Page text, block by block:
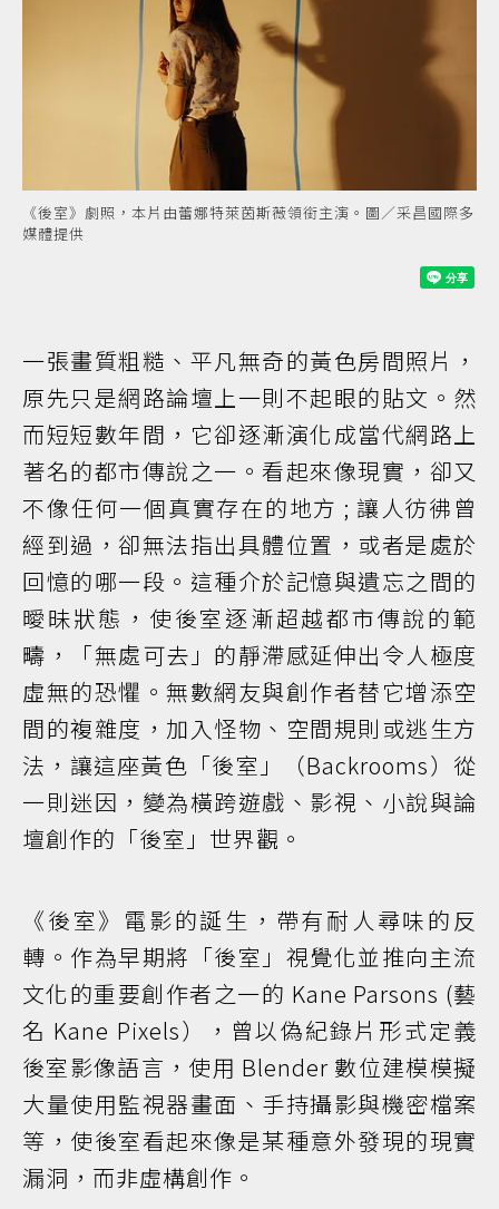
《後室》劇照，本片由蕾娜特萊茵斯薇領銜主演。圖／采昌國際多
媒體提供
一張畫質粗糙、平凡無奇的黃色房間照片，
原先只是網路論壇上一則不起眼的貼文。然
而短短數年間，它卻逐漸演化成當代網路上
著名的都市傳說之一。看起來像現實，卻又
不像任何一個真實存在的地方 ; 讓人彷彿曾
經到過，卻無法指出具體位置，或者是處於
回憶的哪一段。這種介於記憶與遺忘之間的
曖昧狀態，使後室逐漸超越都市傳說的範
疇，「無處可去」的靜滯感延伸出令人極度
虛無的恐懼。無數網友與創作者替它增添空
間的複雜度，加入怪物、空間規則或逃生方
法，讓這座黃色「後室」（Backrooms）從
一則迷因，變為橫跨遊戲、影視、小說與論
壇創作的「後室」世界觀。
《後室》電影的誕生，帶有耐人尋味的反
轉。作為早期將「後室」視覺化並推向主流
文化的重要創作者之一的 Kane Parsons (藝
名 Kane Pixels），曾以偽紀錄片形式定義
後室影像語言，使用 Blender 數位建模模擬
大量使用監視器畫面、手持攝影與機密檔案
等，使後室看起來像是某種意外發現的現實
漏洞，而非虛構創作。